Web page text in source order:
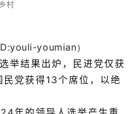
村
youli-youmian）
举结果出炉，民进党仅获
党获得13个席位，以绝